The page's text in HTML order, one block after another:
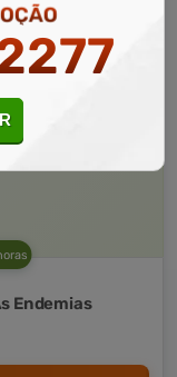
Endemias